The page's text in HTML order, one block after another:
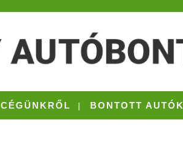
CÉGÜNKRŐL BONTOTT AUTÓK